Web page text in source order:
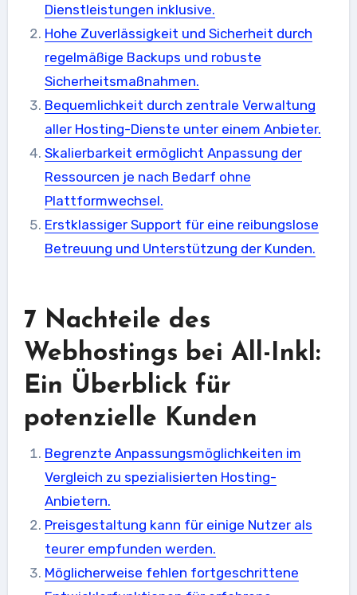
Dienstleistungen inklusive.
Hohe Zuverlässigkeit und Sicherheit durch
regelmäßige Backups und robuste
Sicherheitsmaßnahmen.
Bequemlichkeit durch zentrale Verwaltung
aller Hosting-Dienste unter einem Anbieter.
Skalierbarkeit ermöglicht Anpassung der
Ressourcen je nach Bedarf ohne
Plattformwechsel.
Erstklassiger Support für eine reibungslose
Betreuung und Unterstützung der Kunden.
7 Nachteile des
Webhostings bei All-Inkl:
Ein Überblick für
potenzielle Kunden
Begrenzte Anpassungsmöglichkeiten im
Vergleich zu spezialisierten Hosting-
Anbietern.
Preisgestaltung kann für einige Nutzer als
teurer empfunden werden.
Möglicherweise fehlen fortgeschrittene